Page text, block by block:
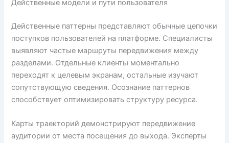
Действенные модели и пути пользователя
Действенные паттерны представляют обычные цепочки
поступков пользователей на платформе. Специалисты
выявляют частые маршруты передвижения между
разделами. Отдельные клиенты моментально
переходят к целевым экранам, остальные изучают
сопутствующую сведения. Осознание паттернов
способствует оптимизировать структуру ресурса.
Карты траекторий демонстрируют передвижение
аудитории от места посещения до выхода. Эксперты